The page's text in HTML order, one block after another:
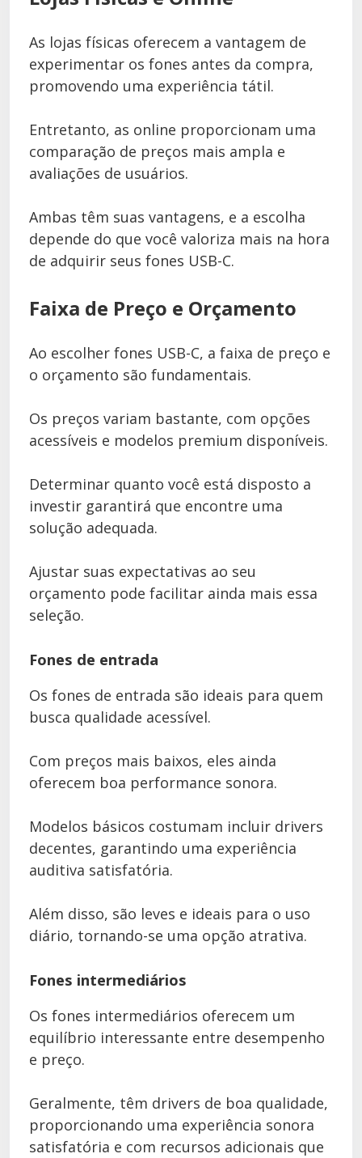
As lojas físicas oferecem a vantagem de
experimentar os fones antes da compra,
promovendo uma experiência tátil.
Entretanto, as online proporcionam uma
comparação de preços mais ampla e
avaliações de usuários.
Ambas têm suas vantagens, e a escolha
depende do que você valoriza mais na hora
de adquirir seus fones USB-C.
Faixa de Preço e Orçamento
Ao escolher fones USB-C, a faixa de preço e
o orçamento são fundamentais.
Os preços variam bastante, com opções
acessíveis e modelos premium disponíveis.
Determinar quanto você está disposto a
investir garantirá que encontre uma
solução adequada.
Ajustar suas expectativas ao seu
orçamento pode facilitar ainda mais essa
seleção.
Fones de entrada
Os fones de entrada são ideais para quem
busca qualidade acessível.
Com preços mais baixos, eles ainda
oferecem boa performance sonora.
Modelos básicos costumam incluir drivers
decentes, garantindo uma experiência
auditiva satisfatória.
Além disso, são leves e ideais para o uso
diário, tornando-se uma opção atrativa.
Fones intermediários
Os fones intermediários oferecem um
equilíbrio interessante entre desempenho
e preço.
Geralmente, têm drivers de boa qualidade,
proporcionando uma experiência sonora
satisfatória e com recursos adicionais que